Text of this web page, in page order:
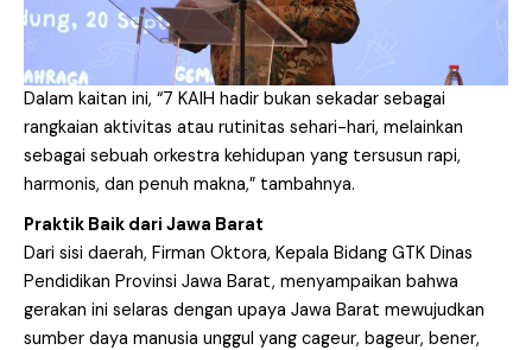
Dalam kaitan ini, “7 KAIH hadir bukan sekadar sebagai
rangkaian aktivitas atau rutinitas sehari-hari, melainkan
sebagai sebuah orkestra kehidupan yang tersusun rapi,
harmonis, dan penuh makna,” tambahnya.
Praktik Baik dari Jawa Barat
Dari sisi daerah, Firman Oktora, Kepala Bidang GTK Dinas
Pendidikan Provinsi Jawa Barat, menyampaikan bahwa
gerakan ini selaras dengan upaya Jawa Barat mewujudkan
sumber daya manusia unggul yang cageur, bageur, bener,